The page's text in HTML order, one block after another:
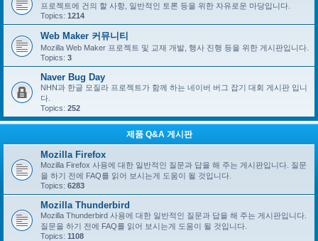
프로젝트에 건의 할 사항, 일반적인 토론 등을 위한 자유로운 마당입니다.
Topics: 1214
Web Maker 커뮤니티
Mozilla Web Maker 프로젝트 및 교재 개발, 행사 진행 등을 위한 게시판입니다.
Topics: 3
Naver Bug Day
NHN과 한글 모질라 프로젝트가 함께 하는 네이버 버그 잡기 대회 게시판 입니
다.
Topics: 252
제품 Q&A 게시판
Mozilla Firefox
Mozilla Firefox 사용에 대한 일반적인 질문과 답을 해 주는 게시판입니다. 질문
을 하기 전에 FAQ를 읽어 보시는게 도움이 될 것입니다.
Topics: 6283
Mozilla Thunderbird
Mozilla Thunderbird 사용에 대한 일반적인 질문과 답을 해 주는 게시판입니다.
질문을 하기 전에 FAQ를 읽어 보시는게 도움이 될 것입니다.
Topics: 1108